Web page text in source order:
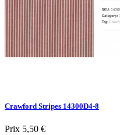
Crawford Stripes 14300D4-8
Prix 5,50 €